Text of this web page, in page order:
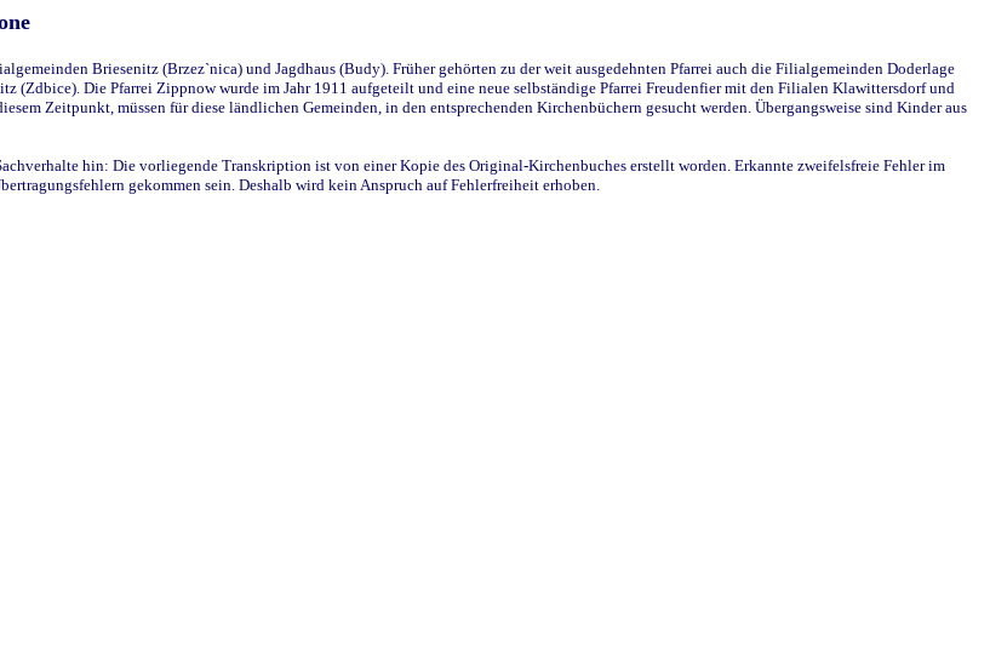
Briesenitz (Brzez`nica) und Jagdhaus (Budy). Früher gehörten zu der weit ausgedehnten Pfarrei auch die Filialgemeinden Doderlage
(Zdbice). Die Pfarrei Zippnow wurde im Jahr 1911 aufgeteilt und eine neue selbständige Pfarrei Freudenfier mit den Filialen Klawittersdorf und
Zeitpunkt, müssen für diese ländlichen Gemeinden, in den entsprechenden Kirchenbüchern gesucht werden. Übergangsweise sind Kinder aus
hin: Die vorliegende Transkription ist von einer Kopie des Original-Kirchenbuches erstellt worden. Erkannte zweifelsfreie Fehler im
gekommen sein. Deshalb wird kein Anspruch auf Fehlerfreiheit erhoben.